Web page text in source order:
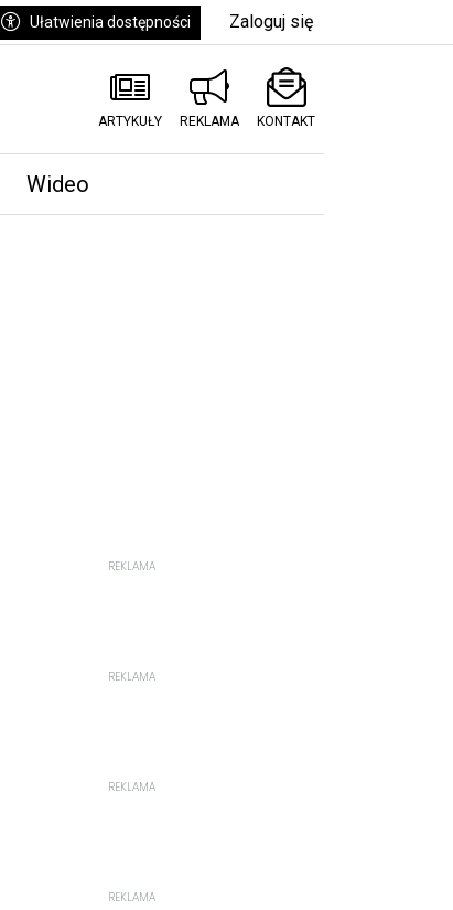
Ułatwienia dostępności Zaloguj się
ARTYKUŁY REKLAMA KONTAKT
Wideo
REKLAMA
REKLAMA
REKLAMA
REKLAMA